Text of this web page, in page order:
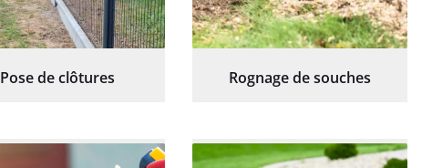
Pose de clôtures Rognage de souches